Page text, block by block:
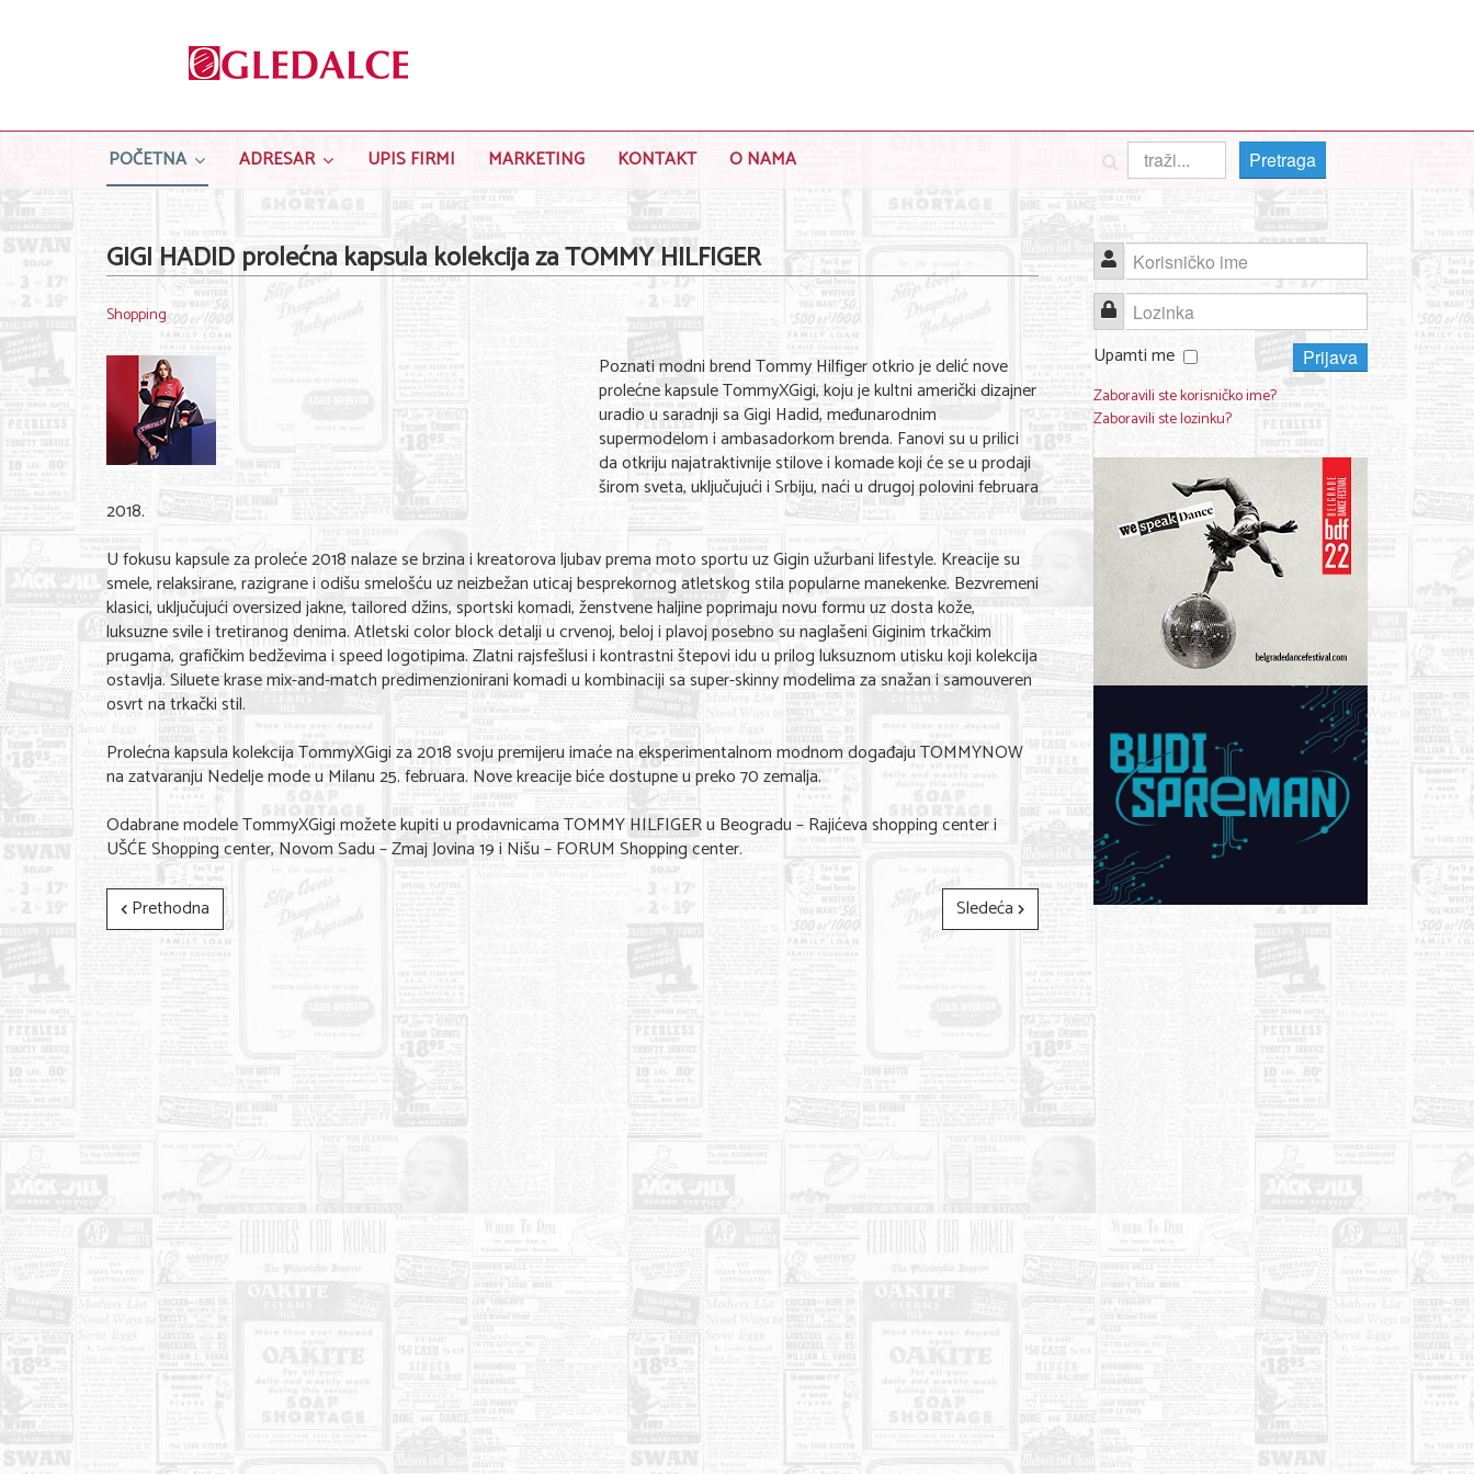
POČETNA ADRESAR UPIS FIRMI MARKETING KONTAKT O NAMA Pretraga
GIGI HADID prolećna kapsula kolekcija za TOMMY HILFIGER
Shopping
Poznati modni brend Tommy Hilfiger otkrio je delić nove
prolećne kapsule TommyXGigi, koju je kultni američki dizajner
uradio u saradnji sa Gigi Hadid, međunarodnim
supermodelom i ambasadorkom brenda. Fanovi su u prilici
da otkriju najatraktivnije stilove i komade koji će se u prodaji
širom sveta, uključujući i Srbiju, naći u drugoj polovini februara
2018.
U fokusu kapsule za proleće 2018 nalaze se brzina i kreatorova ljubav prema moto sportu uz Gigin užurbani lifestyle. Kreacije su
smele, relaksirane, razigrane i odišu smelošću uz neizbežan uticaj besprekornog atletskog stila popularne manekenke. Bezvremeni
klasici, uključujući oversized jakne, tailored džins, sportski komadi, ženstvene haljine poprimaju novu formu uz dosta kože,
luksuzne svile i tretiranog denima. Atletski color block detalji u crvenoj, beloj i plavoj posebno su naglašeni Giginim trkačkim
prugama, grafičkim bedževima i speed logotipima. Zlatni rajsfešlusi i kontrastni štepovi idu u prilog luksuznom utisku koji kolekcija
ostavlja. Siluete krase mix-and-match predimenzionirani komadi u kombinaciji sa super-skinny modelima za snažan i samouveren
osvrt na trkački stil.
Prolećna kapsula kolekcija TommyXGigi za 2018 svoju premijeru imaće na eksperimentalnom modnom događaju TOMMYNOW
na zatvaranju Nedelje mode u Milanu 25. februara. Nove kreacije biće dostupne u preko 70 zemalja.
Odabrane modele TommyXGigi možete kupiti u prodavnicama TOMMY HILFIGER u Beogradu – Rajićeva shopping center i
UŠĆE Shopping center, Novom Sadu – Zmaj Jovina 19 i Nišu – FORUM Shopping center.
Prethodna
Sledeća
Korisničko ime
Lozinka
Upamti me
Prijava
Zaboravili ste korisničko ime?
Zaboravili ste lozinku?